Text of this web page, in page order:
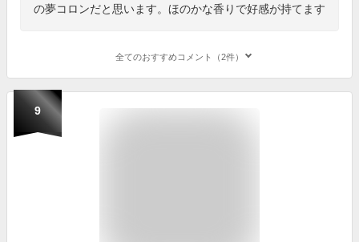
の夢コロンだと思います。ほのかな香りで好感が持てます
全てのおすすめコメント（2件）
9